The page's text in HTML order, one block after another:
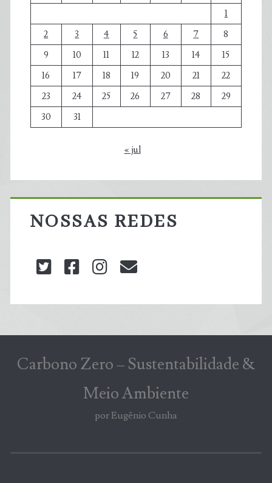
1
2
3 4 5 6 7
8
9
10 11 12 13 14
15
16
17 18 19 20 21
22
23
24 25 26 27 28
29
30
31
« jul
NOSSAS REDES
twitterfacebookinstagram
Carbono Zero – Sustentabilidade &
Meio Ambiente
por Eugênio Cunha